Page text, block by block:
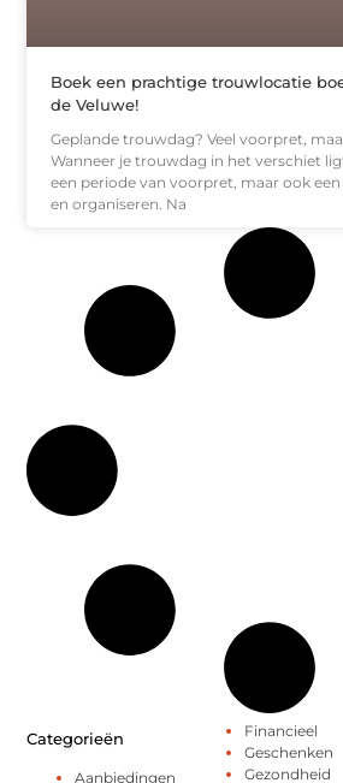
Boek een prachtige trouwlocatie
de Veluwe!
Geplande trouwdag? Veel voorpret,
Wanneer je trouwdag in het verschiet
een periode van voorpret, maar ook
en organiseren. Na
Categorieën
Aanbiedingen
Financieel
Geschenken
Gezondheid